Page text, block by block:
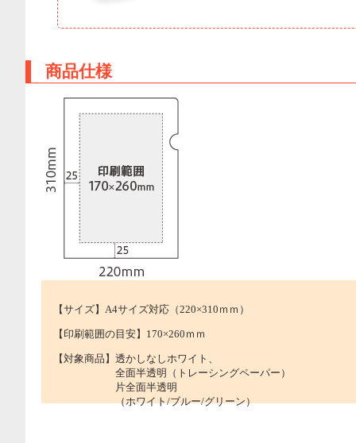
商品仕様
【サイズ】A4サイズ対応（220×310ｍｍ）
【印刷範囲の目安】170×260ｍｍ
【対象商品】透かしなしホワイト、
全面半透明（トレーシングペーパー）
片全面半透明
（ホワイト/ブルー/グリーン）